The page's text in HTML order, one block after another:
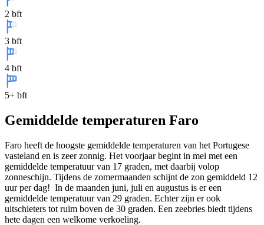
2 bft
3 bft
4 bft
5+ bft
Gemiddelde temperaturen Faro
Faro heeft de hoogste gemiddelde temperaturen van het Portugese
vasteland en is zeer zonnig. Het voorjaar begint in mei met een
gemiddelde temperatuur van 17 graden, met daarbij volop
zonneschijn. Tijdens de zomermaanden schijnt de zon gemiddeld 12
uur per dag! In de maanden juni, juli en augustus is er een
gemiddelde temperatuur van 29 graden. Echter zijn er ook
uitschieters tot ruim boven de 30 graden. Een zeebries biedt tijdens
hete dagen een welkome verkoeling.